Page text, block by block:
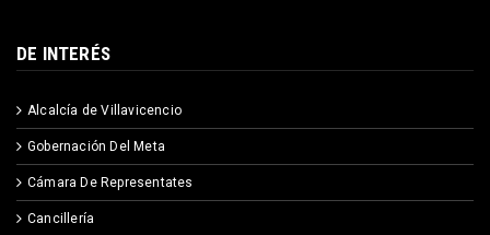
DE INTERÉS
Alcalcía de Villavicencio
Gobernación Del Meta
Cámara De Representates
Cancillería